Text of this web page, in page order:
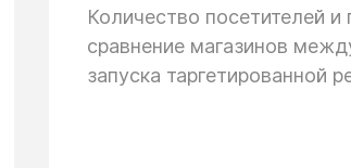
Количество посетителей и
сравнение магазинов
запуска таргетированной